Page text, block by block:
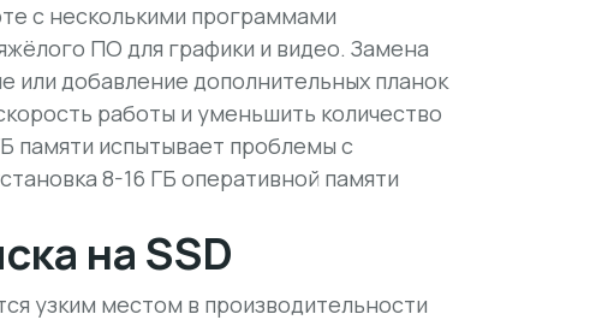
с несколькими программами
ПО для графики и видео. Замена
или добавление дополнительных планок
работы и уменьшить количество
памяти испытывает проблемы с
8-16 ГБ оперативной памяти
на SSD
узким местом в производительности